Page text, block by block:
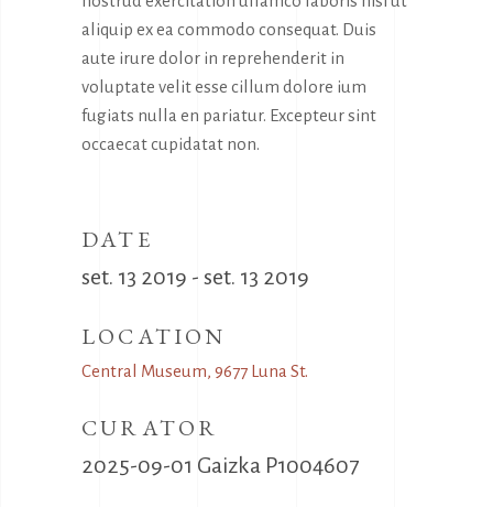
aliquip ex ea commodo consequat. Duis
aute irure dolor in reprehenderit in
voluptate velit esse cillum dolore ium
fugiats nulla en pariatur. Excepteur sint
occaecat cupidatat non.
DATE
set. 13 2019 - set. 13 2019
LOCATION
Central Museum, 9677 Luna St.
CURATOR
2025-09-01 Gaizka P1004607